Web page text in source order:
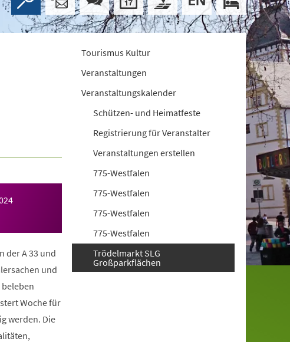
der A 33 und
und
Woche für
werden. Die
Tourismus Kultur
Veranstaltungen
Veranstaltungskalender
Schützen- und Heimatfeste
Registrierung für Veranstalter
Veranstaltungen erstellen
775-Westfalen
775-Westfalen
775-Westfalen
775-Westfalen
Trödelmarkt SLG
Großparkflächen